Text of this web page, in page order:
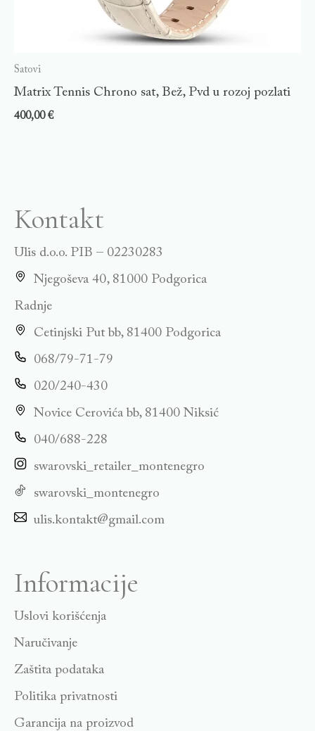
Satovi
Matrix Tennis Chrono sat, Bež, Pvd u rozoj pozlati
400,00€
Kontakt
Ulis d.o.o. PIB – 02230283
Njegoševa 40, 81000 Podgorica
Radnje
Cetinjski Put bb, 81400 Podgorica
068/79-71-79
020/240-430
Novice Cerovića bb, 81400 Niksić
040/688-228
swarovski_retailer_montenegro
swarovski_montenegro
ulis.kontakt@gmail.com
Informacije
Uslovi korišćenja
Naručivanje
Zaštita podataka
Politika privatnosti
Garancija na proizvod